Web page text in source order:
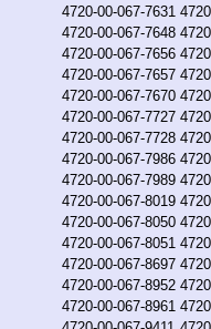
4720-00-067-7631
4720-00-067-7648
4720-00-067-7656
4720-00-067-7657
4720-00-067-7670
4720-00-067-7727
4720-00-067-7728
4720-00-067-7986
4720-00-067-7989
4720-00-067-8019
4720-00-067-8050
4720-00-067-8051
4720-00-067-8697
4720-00-067-8952
4720-00-067-8961